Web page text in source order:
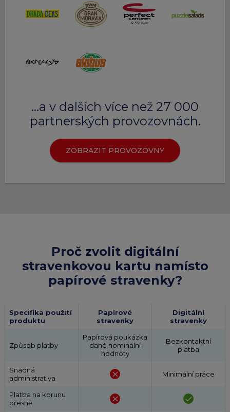
…a v dalších více než 27 000
partnerských provozovnách.
ZOBRAZIT PROVOZOVNY
Proč zvolit digitální
stravenkovou kartu namísto
papírové stravenky?
Specifika použití
produktu
Papírové
stravenky
Digitální
stravenky
Způsob platby
Papírová poukázka
dané nominální
hodnoty
Bezkontaktní
platba
Snadná
administrativa
close Minimální práce
Platba na korunu
přesně
close done